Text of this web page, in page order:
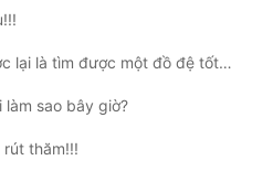
Chương 61: Biscuit ngược lại là tìm được một đồ đệ tốt a ~~~
làm sao bây giờ?
thăm!!!